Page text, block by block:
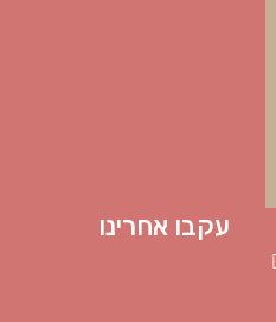
עקבו אחרינו